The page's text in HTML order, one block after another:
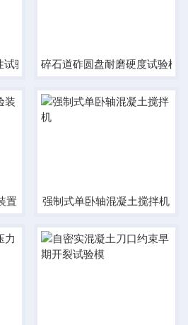
试验装置碎石道砟圆盘耐磨硬度试验机
置 强制式单卧轴混凝土搅拌机